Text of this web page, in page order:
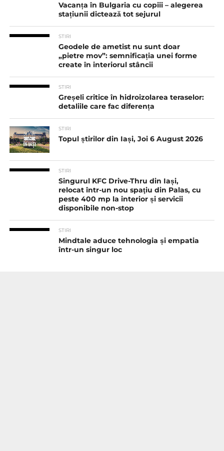
Vacanța în Bulgaria cu copiii – alegerea
stațiunii dictează tot sejurul
STIRI
Geodele de ametist nu sunt doar
„pietre mov”: semnificația unei forme
create în interiorul stâncii
STIRI
Greșeli critice în hidroizolarea teraselor:
detaliile care fac diferența
STIRI
Topul știrilor din Iași, Joi 6 August 2026
STIRI
Singurul KFC Drive-Thru din Iași,
relocat într-un nou spaţiu din Palas, cu
peste 400 mp la interior și servicii
disponibile non-stop
STIRI
Mindtale aduce tehnologia și empatia
într-un singur loc